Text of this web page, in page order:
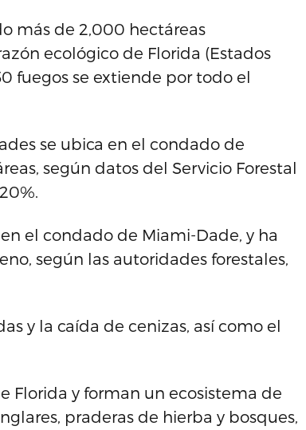
más de 2,000 hectáreas
ecológico de Florida (Estados
fuegos se extiende por todo el
se ubica en el condado de
según datos del Servicio Forestal
el condado de Miami-Dade, y ha
según las autoridades forestales,
y la caída de cenizas, así como el
Florida y forman un ecosistema de
praderas de hierba y bosques,